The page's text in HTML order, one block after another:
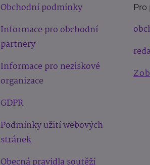
Obchodní podmínky
Informace pro obchodní
partnery
Informace pro neziskové
organizace
GDPR
Podmínky užití webových
stránek
Obecná pravidla soutěží
Pro